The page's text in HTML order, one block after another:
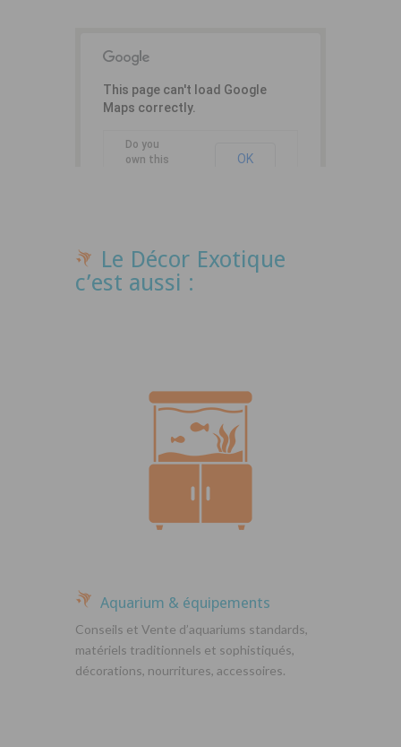
This page can't load Google
Maps correctly.
Do you
own this
OK
Le Décor Exotique
c’est aussi :
Aquarium & équipements
Conseils et Vente d’aquariums standards,
matériels traditionnels et sophistiqués,
décorations, nourritures, accessoires.